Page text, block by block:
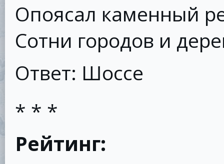
Опоясал каменный
Сотни городов и
Ответ: Шоссе
* * *
Рейтинг: